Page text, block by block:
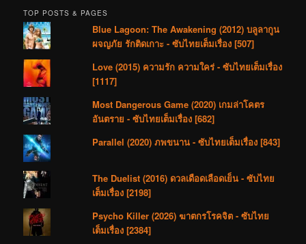
TOP POSTS & PAGES
Blue Lagoon: The Awakening (2012) บลูลากูน
ผจญภัย รักติดเกาะ - ซับไทยเต็มเรื่อง [507]
Love (2015) ความรัก ความใคร่ - ซับไทยเต็มเรื่อง
[1117]
Most Dangerous Game (2020) เกมล่าโคตร
อันตราย - ซับไทยเต็มเรื่อง [682]
Parallel (2020) ภพขนาน - ซับไทยเต็มเรื่อง [843]
The Duelist (2016) ดวลเดือดเลือดเย็น - ซับไทย
เต็มเรื่อง [2198]
Psycho Killer (2026) ฆาตกรโรคจิต - ซับไทย
เต็มเรื่อง [2384]